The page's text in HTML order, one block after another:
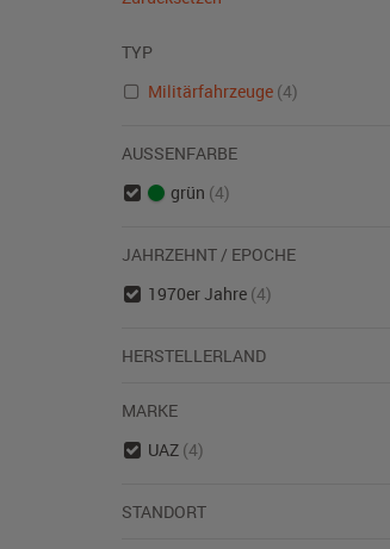
TYP
Militärfahrzeuge (4)
AUSSENFARBE
grün (4)
JAHRZEHNT / EPOCHE
1970er Jahre (4)
HERSTELLERLAND
MARKE
UAZ (4)
STANDORT